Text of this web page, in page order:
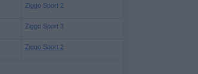
Ziggo Sport 2
Ziggo Sport 3
Ziggo Sport 2